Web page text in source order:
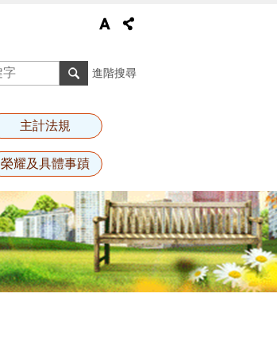
進階搜尋
主計法規
榮耀及具體事蹟